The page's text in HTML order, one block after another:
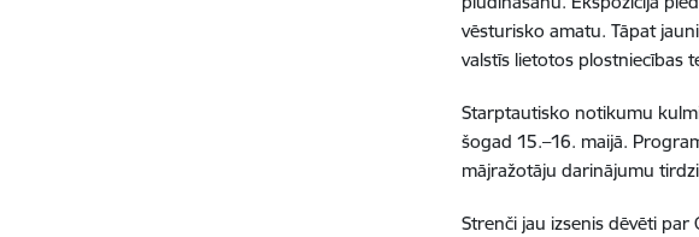
vēsturisko amatu. Tāpat
valstīs lietotos plostniecības
Starptautisko notikumu
šogad 15.–16. maijā.
mājražotāju darinājumu
Strenči jau izsenis dēvēti